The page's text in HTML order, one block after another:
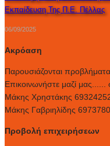
Εκπαίδευση Της Π.Ε. Πέλλας
06/09/2025
Ακρόαση
Παρουσιάζονται
Επικοινωνήστε μαζί
Μάκης Χρηστάκης
Μάκης Γαβριηλίδης
Προβολή επιχειρήσεων